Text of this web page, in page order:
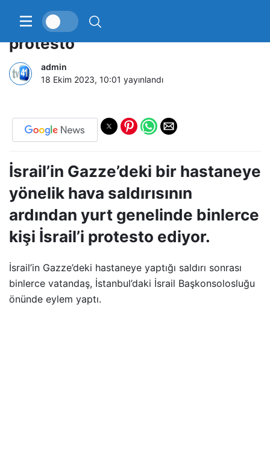
İsrail Başkonsolosluğu önünde
protesto
admin
18 Ekim 2023, 10:01 yayınlandı
İsrail’in Gazze’deki bir hastaneye
yönelik hava saldırısının
ardından yurt genelinde binlerce
kişi İsrail’i protesto ediyor.
İsrail’in Gazze’deki hastaneye yaptığı saldırı sonrası
binlerce vatandaş, İstanbul’daki İsrail Başkonsolosluğu
önünde eylem yaptı.